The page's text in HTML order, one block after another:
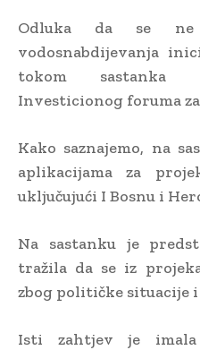
Odluka da se ne
vodosnabdijevanja
tokom sastanka
Investicionog foruma
Kako saznajemo, na
aplikacijama za
uključujući I Bosnu i
Na sastanku je
tražila da se iz
zbog političke situacije
Isti zahtjev je